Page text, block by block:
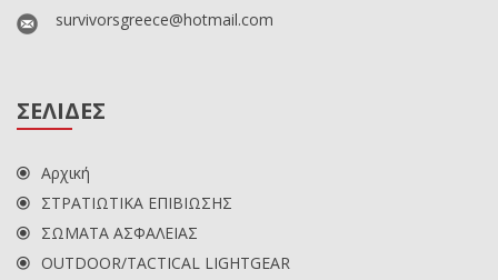
survivorsgreece@hotmail.com
ΣΕΛΙΔΕΣ
Αρχική
ΣΤΡΑΤΙΩΤΙΚΑ ΕΠΙΒΙΩΣΗΣ
ΣΩΜΑΤΑ ΑΣΦΑΛΕΙΑΣ
OUTDOOR/TACTICAL LIGHTGEAR